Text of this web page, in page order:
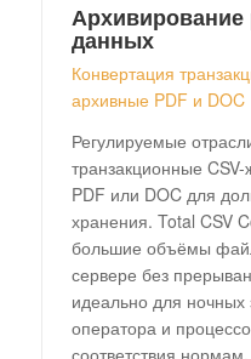
Архивирование
данных
Конвертация
архивные PDF и DOC
Регулируемые
транзакционные
PDF или DOC для
хранения. Total CSV
большие объёмы
сервере без
идеально для ночных
оператора и